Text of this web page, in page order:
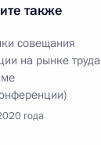
также
совещания
на рынке труда
года